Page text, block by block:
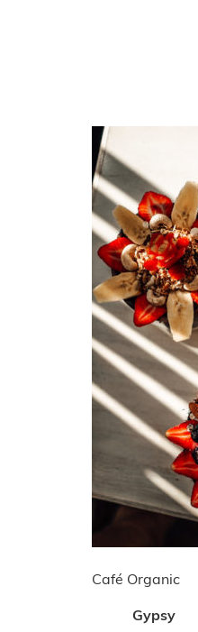
Café Organic
Gypsy